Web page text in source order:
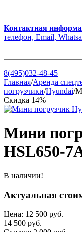
Контактная
телефон, Email,
8(495)032-48-45
Главная/Аренда
погрузчики/Hyundai/
Скидка 14%
Мини
HSL650-
В наличии!
Актуальная
Цена: 12 500 руб.
14 500 руб.